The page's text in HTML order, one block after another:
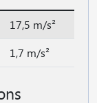
17,5 m/s²
1,7 m/s²